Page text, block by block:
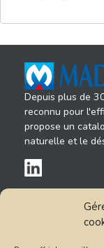
Depuis plus de
reconnu pour
propose un
naturelle et le
CONTACT
14, rue du Petit